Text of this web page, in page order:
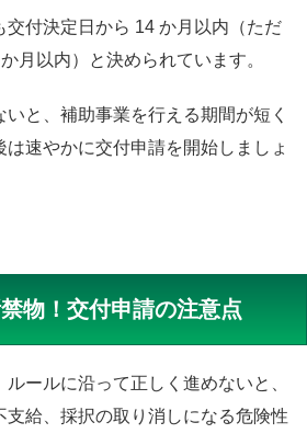
交付決定日から 14 か月以内（ただ
月以内）と決められています。
と、補助事業を行える期間が短く
速やかに交付申請を開始しましょ
物！交付申請の注意点
ールに沿って正しく進めないと、
支給、採択の取り消しになる危険性